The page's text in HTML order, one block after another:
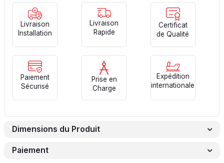
Livraison
Installation
Livraison
Rapide
Certificat
de Qualité
Paiement
Sécurisé
Prise en
Charge
Expédition
internationale
Dimensions du Produit
Paiement